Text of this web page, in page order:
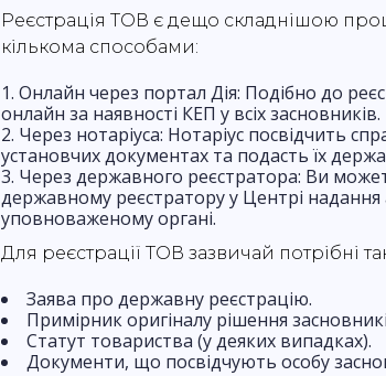
Реєстрація ТОВ є дещо складнішою
кількома способами:
Онлайн через портал Дія: Подібно до
онлайн за наявності КЕП у всіх засновників.
Через нотаріуса: Нотаріус посвідчить
установчих документах та подасть їх
Через державного реєстратора: Ви
державному реєстратору у Центрі
уповноваженому органі.
Для реєстрації ТОВ зазвичай потрібні
Заява про державну реєстрацію.
Примірник оригіналу рішення
Статут товариства (у деяких випадках).
Документи, що посвідчують особу